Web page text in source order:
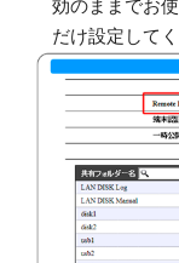
効のままでお
だけ設定してく